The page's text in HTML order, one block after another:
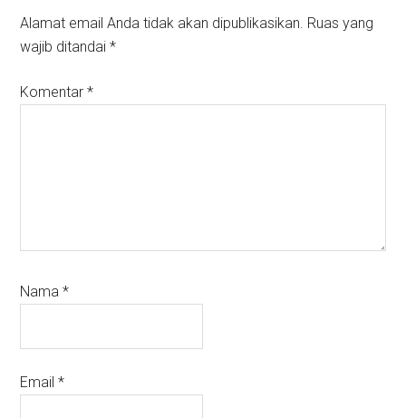
Interactions
Alamat email Anda tidak akan dipublikasikan. Ruas yang
wajib ditandai*
Komentar*
Nama*
Email*